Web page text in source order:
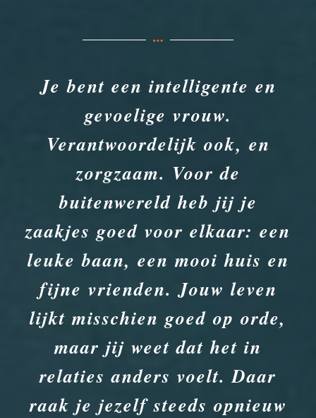
Je bent een intelligente en
gevoelige vrouw.
Verantwoordelijk ook, en
zorgzaam. Voor de
buitenwereld heb jij je
zaakjes goed voor elkaar: een
leuke baan, een mooi huis en
fijne vrienden. Jouw leven
lijkt misschien goed op orde,
maar jij weet dat het in
relaties anders voelt. Daar
raak je jezelf steeds opnieuw